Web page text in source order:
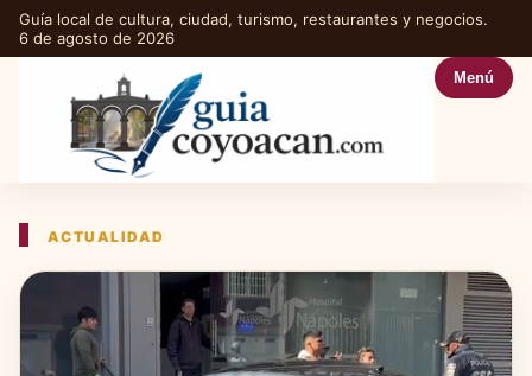
Guía local de cultura, ciudad, turismo, restaurantes y negocios.
6 de agosto de 2026
Menú
ACTUALIDAD